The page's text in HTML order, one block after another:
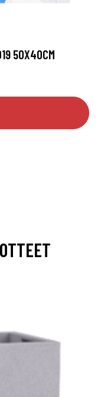
50X40CM